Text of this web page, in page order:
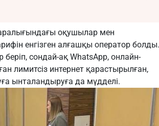
аралығындағы оқушылар мен
енгізген алғашқы оператор болды.
сондай-ақ WhatsApp, онлайн-
лимитсіз интернет қарастырылған,
ынталандыруға да мүдделі.